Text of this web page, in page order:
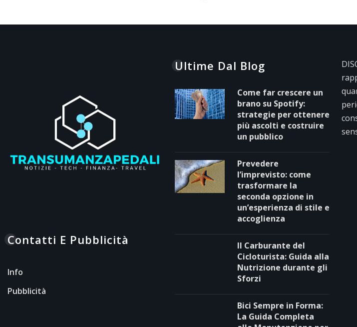
Contatti E Pubblicità
Info
Pubblicità
Ultime Dal Blog
Come far crescere un
brano su Spotify:
strategie per ottenere
più ascolti e costruire
un pubblico
Prevedere
l’imprevisto: come
trasformare la
seconda opzione in
un’esperienza di stile e
accoglienza
Il Carburante del
Cicloturista: Guida alla
Nutrizione durante gli
Sforzi
Bici Sempre in Forma:
La Guida Completa